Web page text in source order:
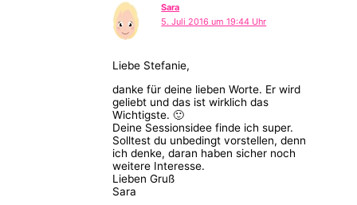
Sara
5. Juli 2016 um 19:44 Uhr
Liebe Stefanie,
danke für deine lieben Worte. Er wird
geliebt und das ist wirklich das
Wichtigste. 🙂
Deine Sessionsidee finde ich super.
Solltest du unbedingt vorstellen, denn
ich denke, daran haben sicher noch
weitere Interesse.
Lieben Gruß
Sara